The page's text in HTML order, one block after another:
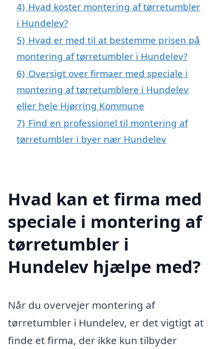
4) Hvad koster montering af tørretumbler
i Hundelev?
5) Hvad er med til at bestemme prisen på
montering af tørretumbler i Hundelev?
6) Oversigt over firmaer med speciale i
montering af tørretumblere i Hundelev
eller hele Hjørring Kommune
7) Find en professionel til montering af
tørretumbler i byer nær Hundelev
Hvad kan et firma med
speciale i montering af
tørretumbler i
Hundelev hjælpe med?
Når du overvejer montering af
tørretumbler i Hundelev, er det vigtigt at
finde et firma, der ikke kun tilbyder